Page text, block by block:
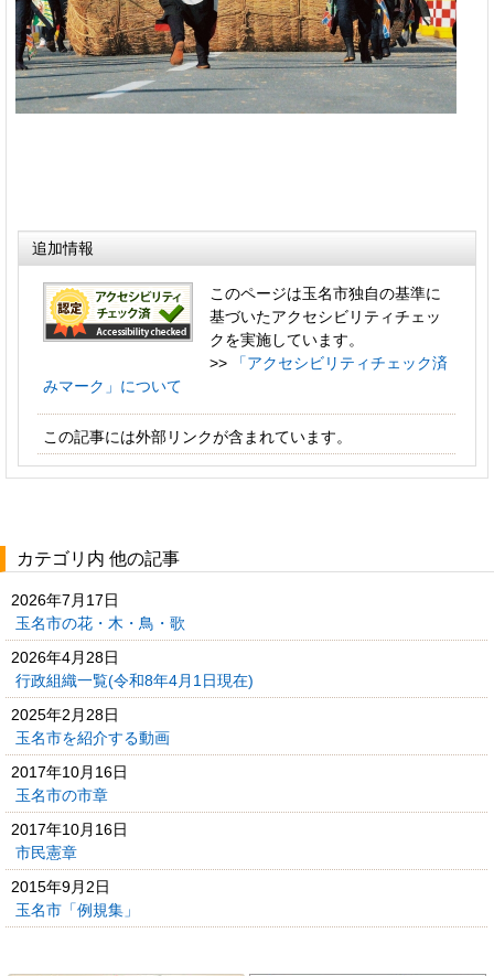
追加情報
このページは玉名市独自の基準に
基づいたアクセシビリティチェッ
クを実施しています。
>>
「アクセシビリティチェック済
みマーク」について
この記事には外部リンクが含まれています。
カテゴリ内 他の記事
2026年7月17日
玉名市の花・木・鳥・歌
2026年4月28日
行政組織一覧(令和8年4月1日現在)
2025年2月28日
玉名市を紹介する動画
2017年10月16日
玉名市の市章
2017年10月16日
市民憲章
2015年9月2日
玉名市「例規集」